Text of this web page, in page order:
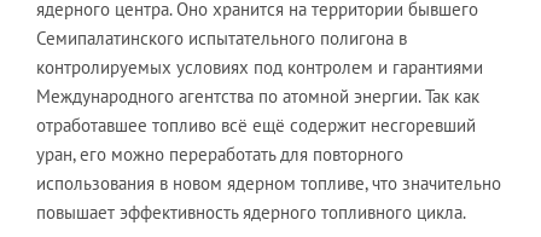
ядерного центра. Оно хранится на территории бывшего
Семипалатинского испытательного полигона в
контролируемых условиях под контролем и гарантиями
Международного агентства по атомной энергии. Так как
отработавшее топливо всё ещё содержит несгоревший
уран, его можно переработать для повторного
использования в новом ядерном топливе, что значительно
повышает эффективность ядерного топливного цикла.